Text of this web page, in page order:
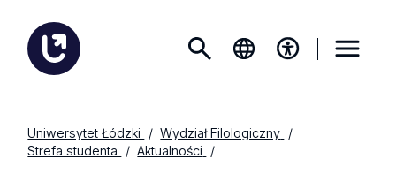
Uniwersytet Łódzki
Wydział Filologiczny
Strefa studenta
Aktualności